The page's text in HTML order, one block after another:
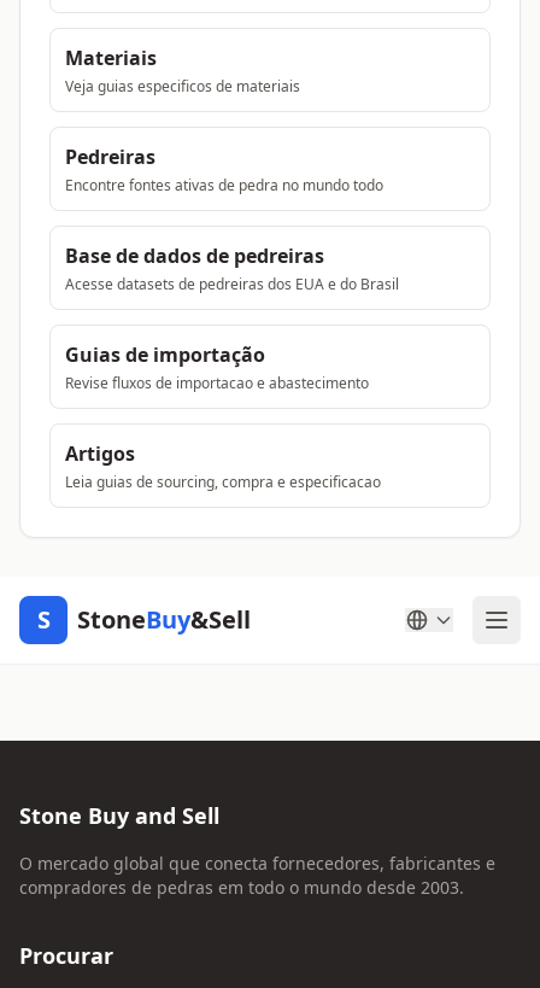
Materiais
Veja guias especificos de materiais
Pedreiras
Encontre fontes ativas de pedra no mundo todo
Base de dados de pedreiras
Acesse datasets de pedreiras dos EUA e do Brasil
Guias de importação
Revise fluxos de importacao e abastecimento
Artigos
Leia guias de sourcing, compra e especificacao
S StoneBuy&Sell
Stone Buy and Sell
O mercado global que conecta fornecedores, fabricantes e
compradores de pedras em todo o mundo desde 2003.
Procurar